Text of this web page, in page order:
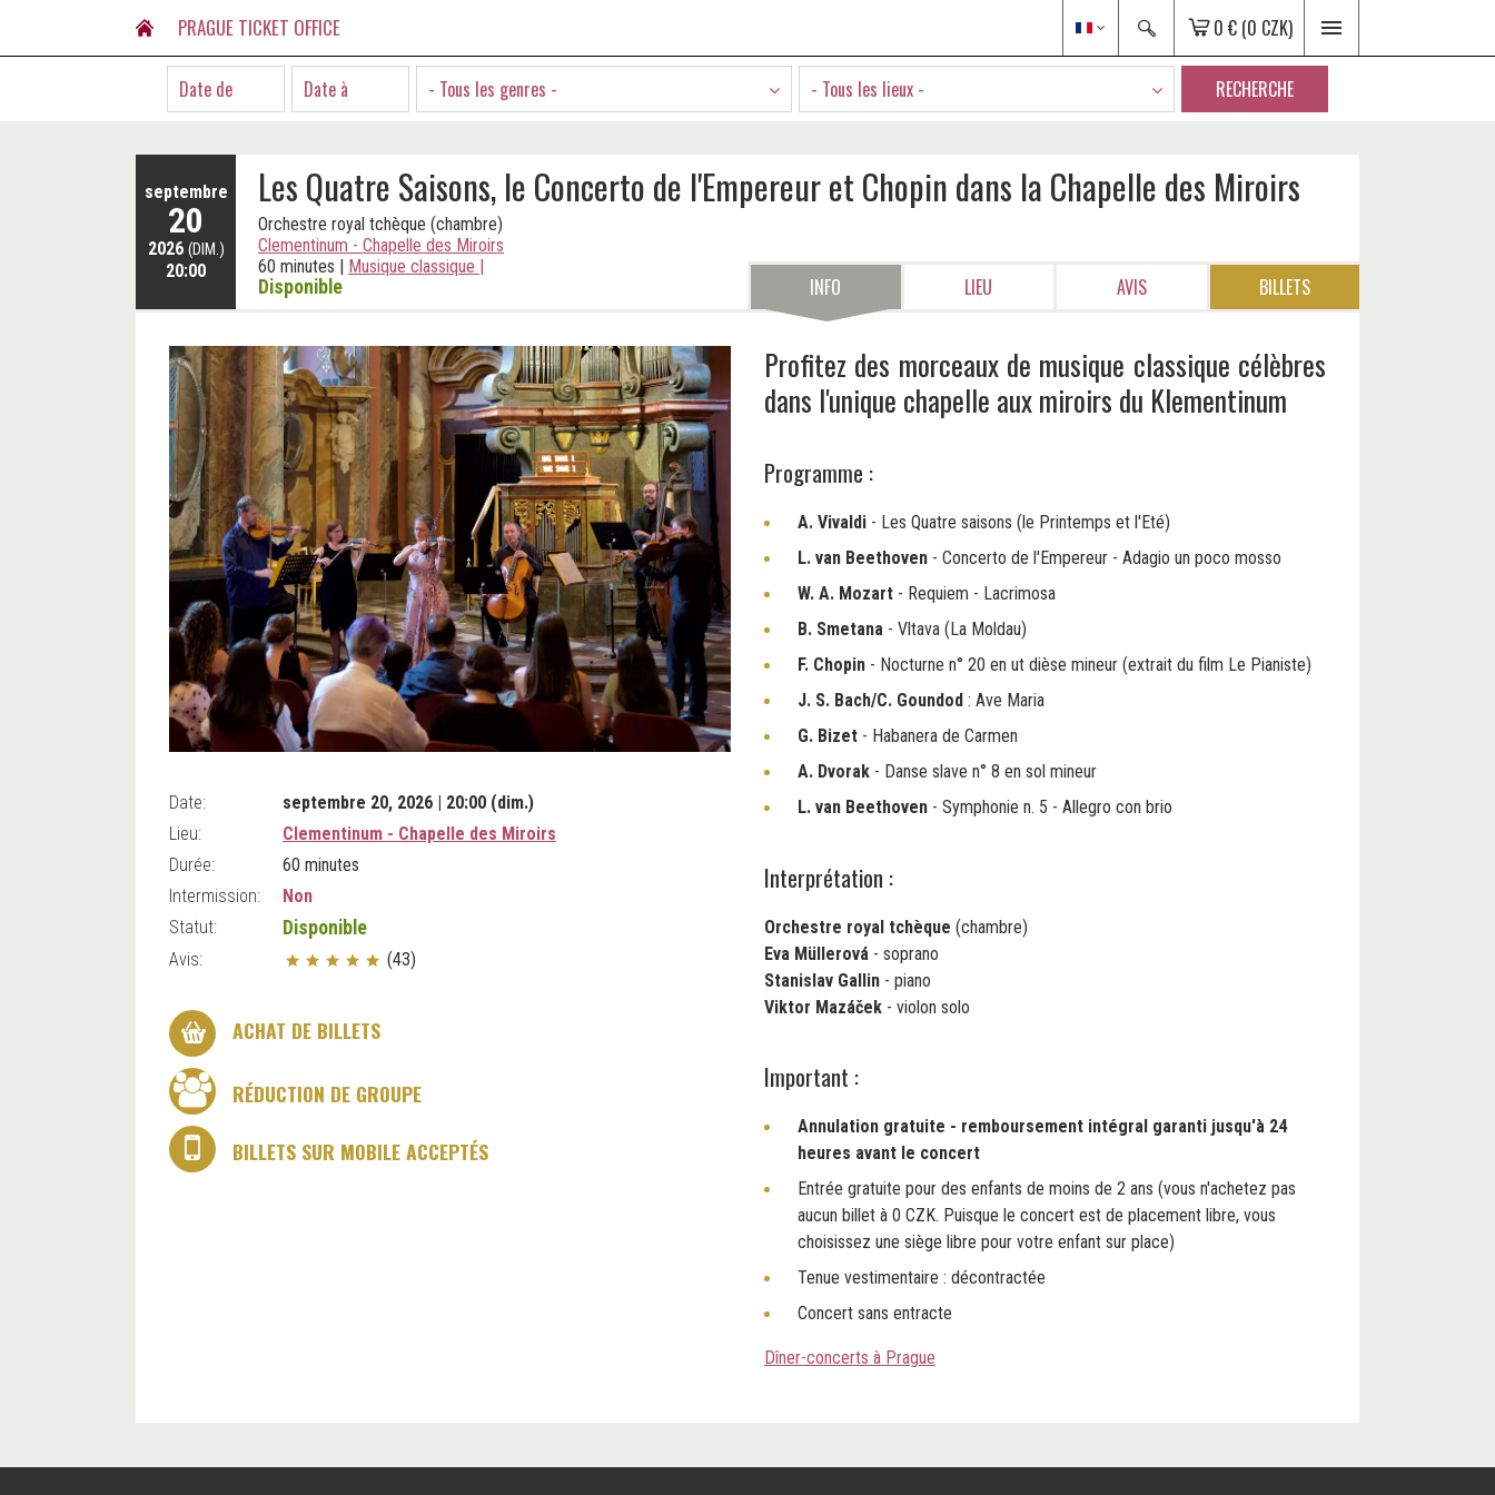
PRAGUE TICKET OFFICE 0 € (0 CZK)
- Tous les genres - - Tous les lieux - RECHERCHE
septembre
20
2026 (DIM.)
20:00
Les Quatre Saisons, le Concerto de l'Empereur et Chopin dans la Chapelle des Miroirs
Orchestre royal tchèque (chambre)
Clementinum - Chapelle des Miroirs
60 minutes | Musique classique |
Disponible INFO LIEU AVIS BILLETS
Date:
septembre 20, 2026 | 20:00 (dim.)
Lieu:
Clementinum - Chapelle des Miroirs
Durée:
60 minutes
Intermission:
Non
Statut:
Disponible
Avis: (43)
ACHAT DE BILLETS
RÉDUCTION DE GROUPE
BILLETS SUR MOBILE ACCEPTÉS
Profitez des morceaux de musique classique célèbres
dans l'unique chapelle aux miroirs du Klementinum
Programme :
A. Vivaldi - Les Quatre saisons (le Printemps et l'Eté)
L. van Beethoven - Concerto de l'Empereur - Adagio un poco mosso
W. A. Mozart - Requiem - Lacrimosa
B. Smetana - Vltava (La Moldau)
F. Chopin - Nocturne n° 20 en ut dièse mineur (extrait du film Le Pianiste)
J. S. Bach/C. Goundod : Ave Maria
G. Bizet - Habanera de Carmen
A. Dvorak - Danse slave n° 8 en sol mineur
L. van Beethoven - Symphonie n. 5 - Allegro con brio
Interprétation :
Orchestre royal tchèque (chambre)
Eva Müllerová - soprano
Stanislav Gallin - piano
Viktor Mazáček - violon solo
Important :
Annulation gratuite - remboursement intégral garanti jusqu'à 24
heures avant le concert
Entrée gratuite pour des enfants de moins de 2 ans (vous n'achetez pas
aucun billet à 0 CZK. Puisque le concert est de placement libre, vous
choisissez une siège libre pour votre enfant sur place)
Tenue vestimentaire : décontractée
Concert sans entracte
Dîner-concerts à Prague